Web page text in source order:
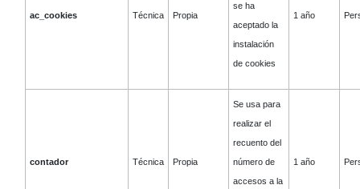
ac_cookies Técnica Propia
se ha
aceptado la
instalación
de cookies
1 año
contador Técnica Propia
Se usa para
realizar el
recuento del
número de
accesos a la
1 año